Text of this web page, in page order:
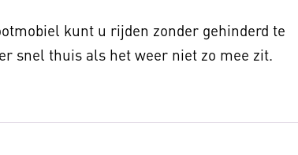
kunt u rijden zonder gehinderd te
snel thuis als het weer niet zo mee zit.